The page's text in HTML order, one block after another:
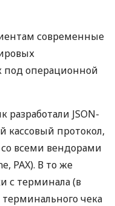
современные
под операционной
JSON-
кассовый протокол,
всеми вендорами
PAX). В то же
с терминала (в
чека